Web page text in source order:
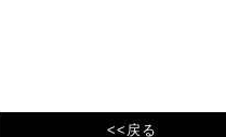
<<戻る